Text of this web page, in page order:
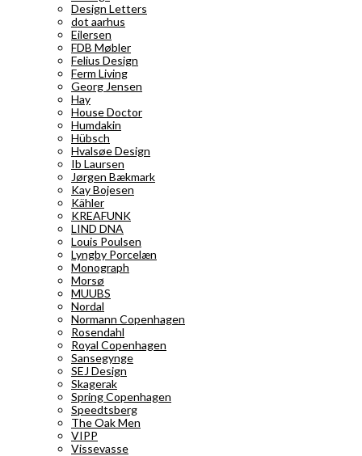
Design Letters
dot aarhus
Eilersen
FDB Møbler
Felius Design
Ferm Living
Georg Jensen
Hay
House Doctor
Humdakin
Hübsch
Hvalsøe Design
Ib Laursen
Jørgen Bækmark
Kay Bojesen
Kähler
KREAFUNK
LIND DNA
Louis Poulsen
Lyngby Porcelæn
Monograph
Morsø
MUUBS
Nordal
Normann Copenhagen
Rosendahl
Royal Copenhagen
Sansegynge
SEJ Design
Skagerak
Spring Copenhagen
Speedtsberg
The Oak Men
VIPP
Vissevasse